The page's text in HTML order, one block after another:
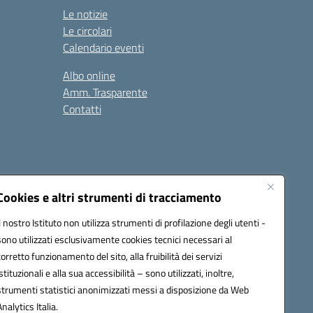
e altri strumenti di tracciamento
nostro Istituto non utilizza strumenti di profilazione degli utenti -
utilizzati esclusivamente cookies tecnici necessari al
funzionamento del sito, alla fruibilità dei servizi
e alla sua accessibilità – sono utilizzati, inoltre,
statistici anonimizzati messi a disposizione da Web
Italia.
Le notizie
Le circolari
Calendario eventi
Albo online
Amm. Trasparente
Contatti